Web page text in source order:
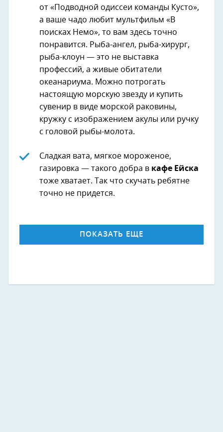
от «Подводной одиссеи команды Кусто»,
а ваше чадо любит мультфильм «В
поисках Немо», то вам здесь точно
понравится. Рыба-ангел, рыба-хирург,
рыба-клоун — это не выставка
профессий, а живые обитатели
океанариума. Можно потрогать
настоящую морскую звезду и купить
сувенир в виде морской раковины,
кружку с изображением акулы или ручку
с головой рыбы-молота.
Сладкая вата, мягкое мороженое,
газировка — такого добра в кафе Ейска
тоже хватает. Так что скучать ребятне
точно не придется.
ПОКАЗАТЬ ЕЩЕ